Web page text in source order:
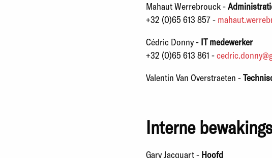
Mahaut Werrebrouck -
+32 (0)65 613 857 -
Cédric Donny - IT medewerker
+32 (0)65 613 861 -
Valentin Van Overstraeten -
Interne
Gary Jacquart - Hoofd